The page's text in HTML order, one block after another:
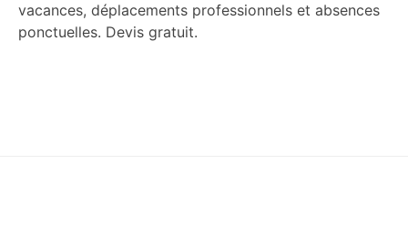
vacances, déplacements professionnels et absences
ponctuelles. Devis gratuit.